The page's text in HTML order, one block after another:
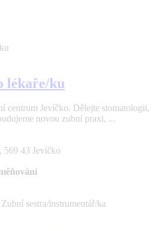
lékaře/ku
centrum Jevíčko. Dělejte stomatologii,
novou zubní praxi, ...
569 43 Jevíčko